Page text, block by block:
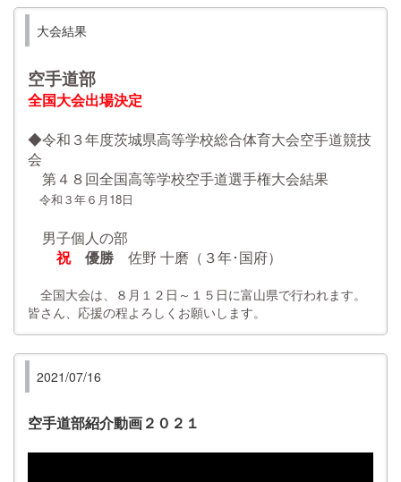
大会結果
空手道部
全国大会出場決定
◆令和３年度茨城県高等学校総合体育大会空手道競技
会
第４８回全国高等学校空手道選手権大会結果
令和３年６月18日
男子個人の部
祝
優勝 佐野 十磨（３年･国府）
全国大会は、８月１２日～１５日に富山県で行われます。
皆さん、応援の程よろしくお願いします。
2021/07/16
空手道部紹介動画２０２１